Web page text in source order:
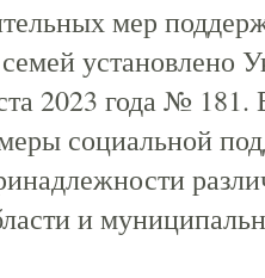
мер
установлено
2023 года №
социальной
и